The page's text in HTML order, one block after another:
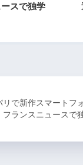
スで独学
リで新作スマートフ
フランスニュースで